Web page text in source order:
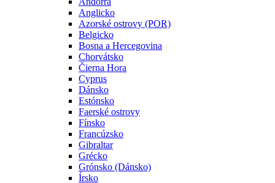
Anglicko
Azorské ostrovy (POR)
Belgicko
Bosna a Hercegovina
Chorvátsko
Čierna Hora
Cyprus
Dánsko
Estónsko
Faerské ostrovy
Fínsko
Francúzsko
Gibraltar
Grécko
Grónsko (Dánsko)
Írsko